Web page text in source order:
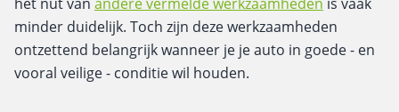
minder duidelijk. Toch zijn deze werkzaamheden
ontzettend belangrijk wanneer je je auto in goede - en
vooral veilige - conditie wil houden.